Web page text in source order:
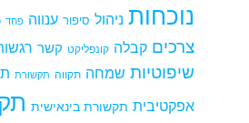
נוכחות ניהול סיפור ענווה פחד
צרכים קבלה קונפליקט קשר
שיפוטיות שמחה תקווה תקשורת
אפקטיבית תקשורת בינאישית